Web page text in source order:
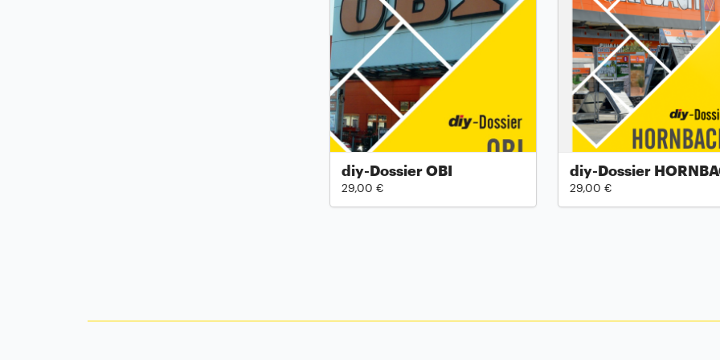
diy-Dossier OBI
29,00 €
diy-Dossier
29,00 €